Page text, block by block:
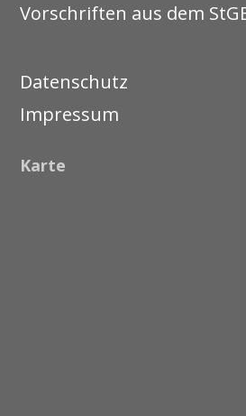
Vorschriften aus dem
Datenschutz
Impressum
Karte